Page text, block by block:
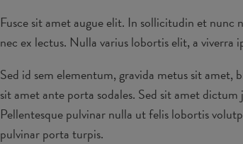
Fusce sit amet augue elit. In sollicitudin et
nec ex lectus. Nulla varius lobortis elit, a viverra
Sed id sem elementum, gravida metus sit
sit amet ante porta sodales. Sed sit amet
Pellentesque pulvinar nulla ut felis lobortis
pulvinar porta turpis.